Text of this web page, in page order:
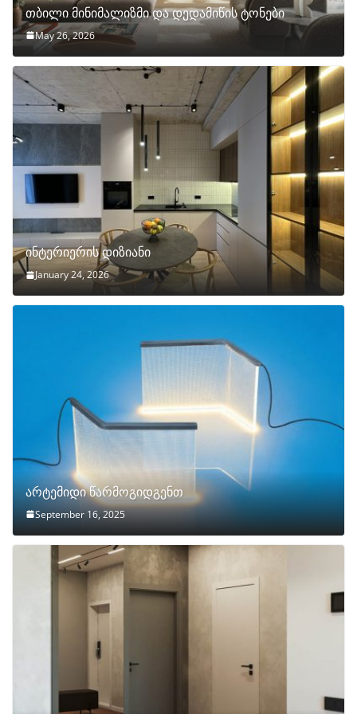
თბილი მინიმალიზმი და დედამიწის ტონები
May 26, 2026
ინტერიერის დიზიანი
January 24, 2026
არტემიდი წარმოგიდგენთ
September 16, 2025